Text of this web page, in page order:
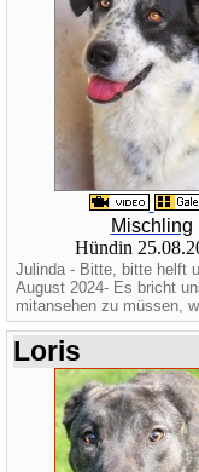
Mischling
Hündin
Julinda - Bitte, bitte helft
August 2024- Es bricht
mitansehen zu müssen,
Loris